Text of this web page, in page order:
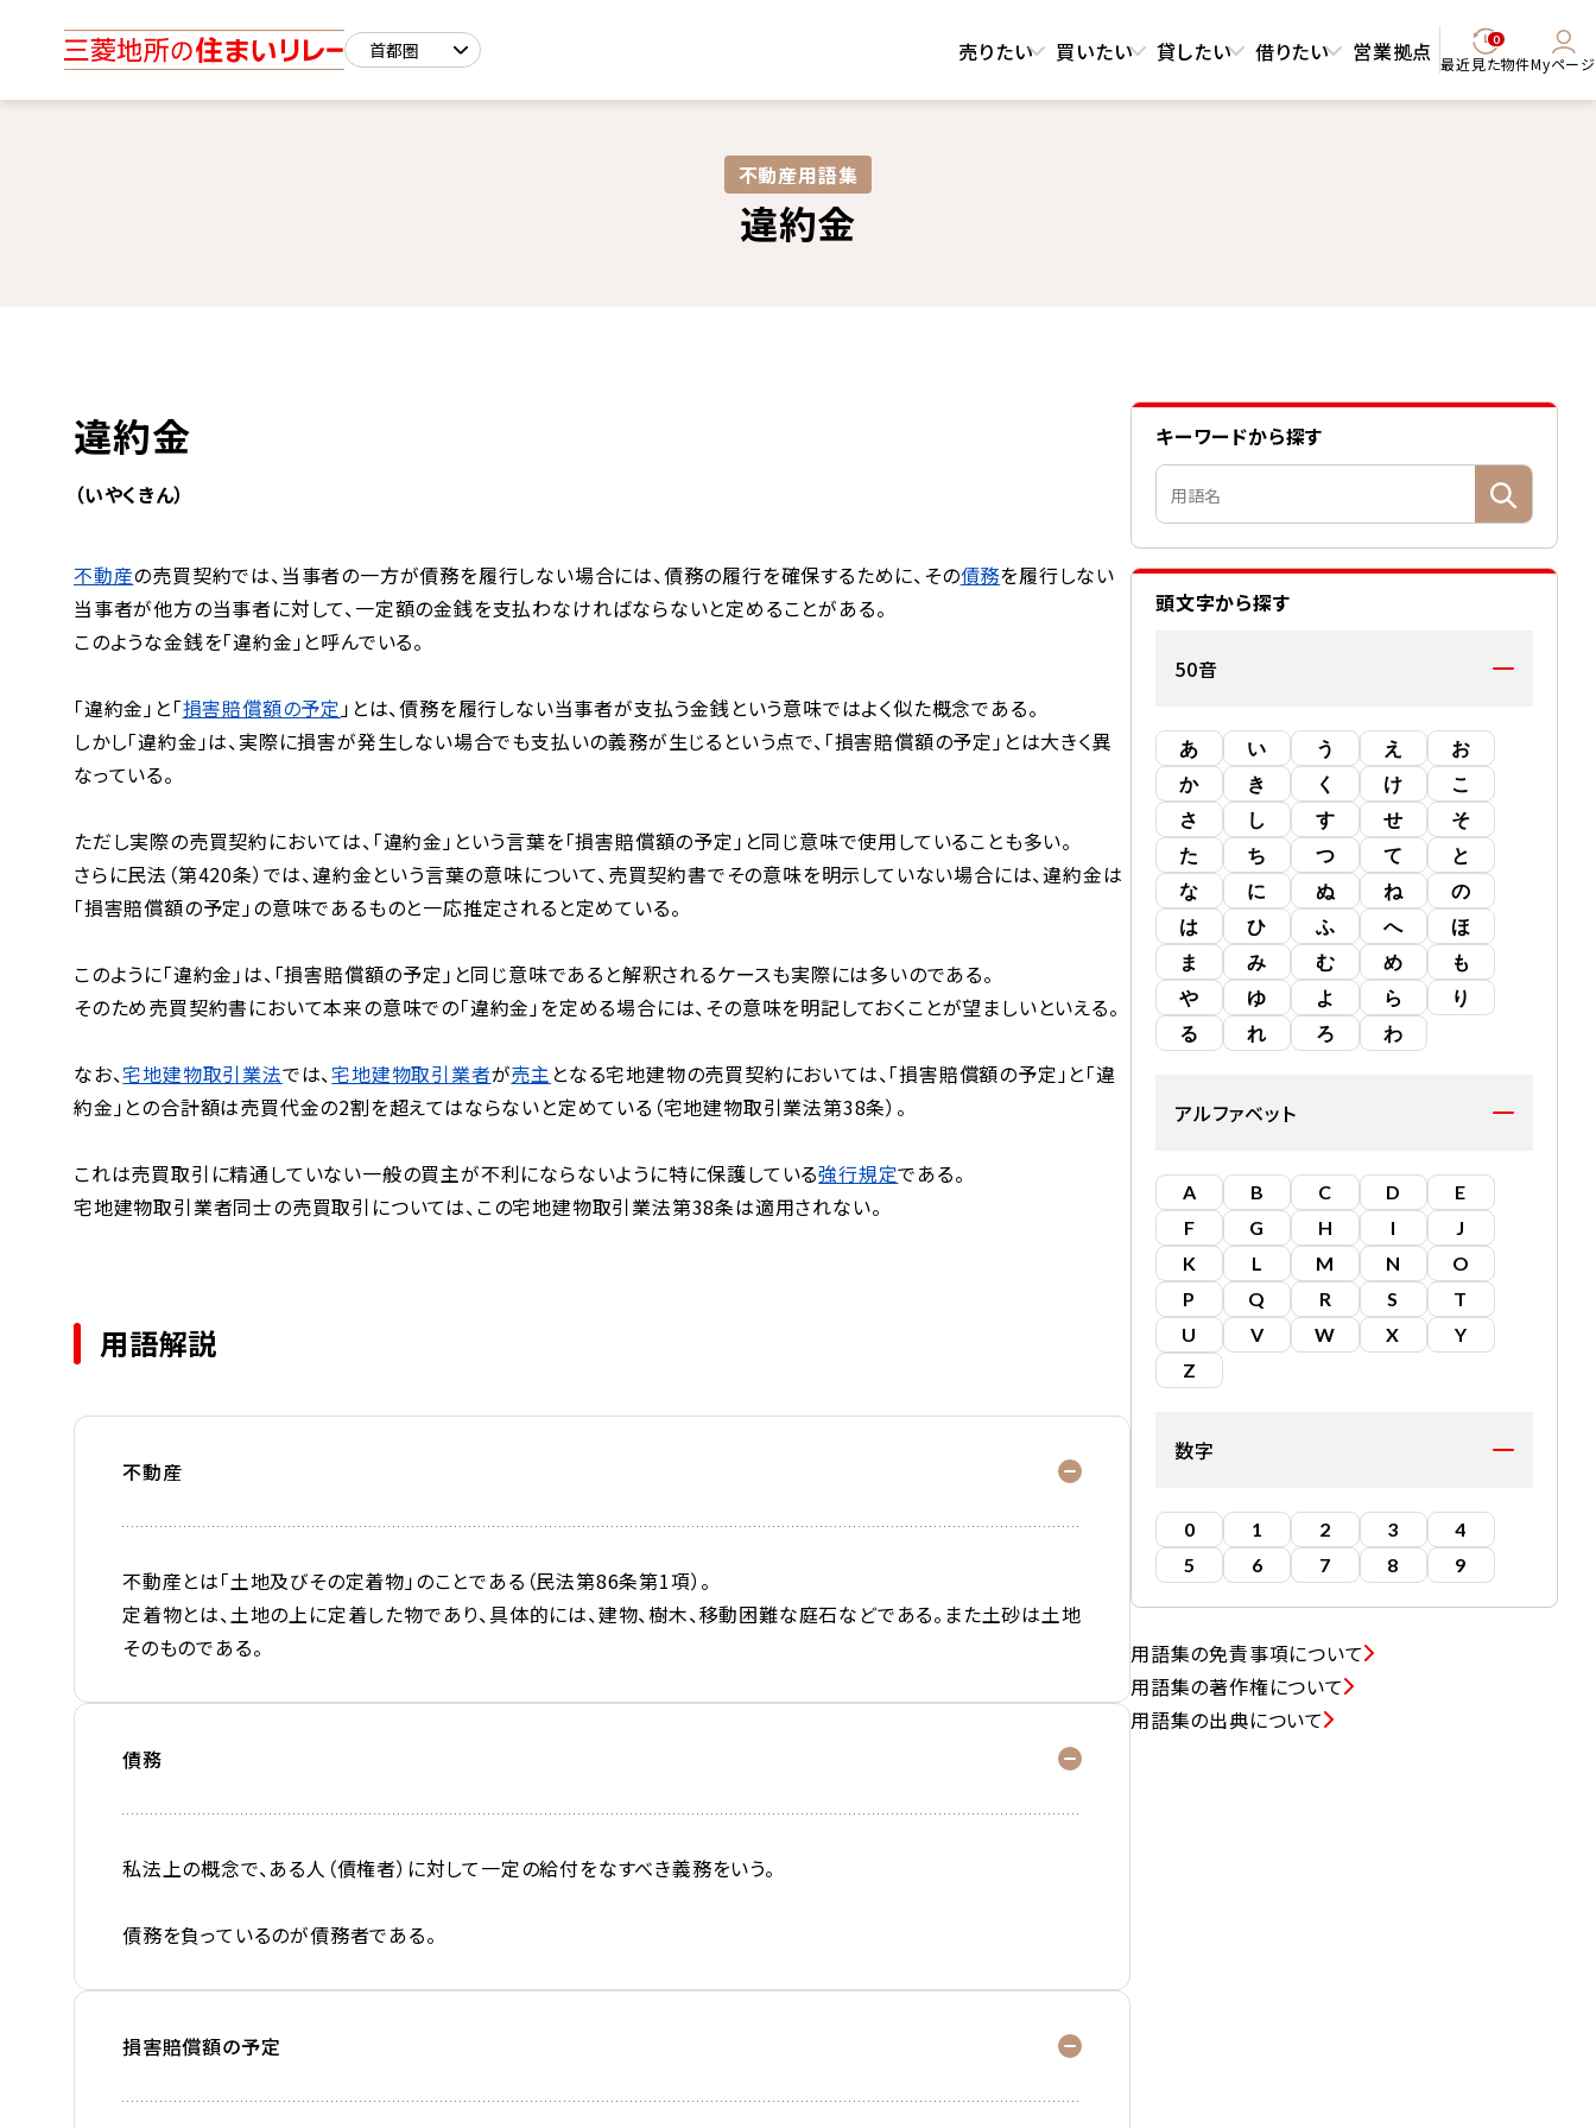
売りたい 買いたい 貸したい 借りたい 営業拠点 0
最近見た物件Myページ
不動産用語集​
違約金
キーワードから探す
頭文字から探す
50音
あ い う え
お
か
き く け
こ
さ
し す せ
そ
た
ち つ て
と
な
に ぬ ね
の
は
ひ ふ へ
ほ
ま
み む め
も
や
ゆ よ ら
り
る
れ ろ わ
アルファベット
A B C D
E
F
G H I
J
K
L M N
O
P
Q R S
T
U
V W X
Y
Z
数字
0 1 2 3
4
5
6 7 8 9
用語集の免責事項について
用語集の著作権について
用語集の出典について
違約金
（いやくきん）
不動産の売買契約では、当事者の一方が債務を履行しない場合には、債務の履行を確保するために、その債務を履行しない
当事者が他方の当事者に対して、一定額の金銭を支払わなければならないと定めることがある。
このような金銭を「違約金」と呼んでいる。
「違約金」と「損害賠償額の予定」とは、債務を履行しない当事者が支払う金銭という意味ではよく似た概念である。
しかし「違約金」は、実際に損害が発生しない場合でも支払いの義務が生じるという点で、「損害賠償額の予定」とは大きく異
なっている。
ただし実際の売買契約においては、「違約金」という言葉を「損害賠償額の予定」と同じ意味で使用していることも多い。
さらに民法（第420条）では、違約金という言葉の意味について、売買契約書でその意味を明示していない場合には、違約金は
「損害賠償額の予定」の意味であるものと一応推定されると定めている。
このように「違約金」は、「損害賠償額の予定」と同じ意味であると解釈されるケースも実際には多いのである。
そのため売買契約書において本来の意味での「違約金」を定める場合には、その意味を明記しておくことが望ましいといえる。
なお、宅地建物取引業法では、宅地建物取引業者が売主 となる宅地建物の売買契約においては、「損害賠償額の予定」と「違
約金」との合計額は売買代金の2割を超えてはならないと定めている（宅地建物取引業法第38条）。
これは売買取引に精通していない一般の買主が不利にならないように特に保護している強行規定である。
宅地建物取引業者同士の売買取引については、この宅地建物取引業法第38条は適用されない。
用語解説
不動産
不動産とは「土地及びその定着物」のことである（民法第86条第1項）。
定着物とは、土地の上に定着した物であり、具体的には、建物、樹木、移動困難な庭石などである。また土砂は土地
そのものである。
債務
私法上の概念で、ある人（債権者）に対して一定の給付をなすべき義務をいう。
債務を負っているのが債務者である。
損害賠償額の予定